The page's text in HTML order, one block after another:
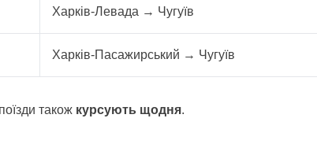
Харків-Левада → Чугуїв
Харків-Пасажирський → Чугуїв
також курсують щодня.